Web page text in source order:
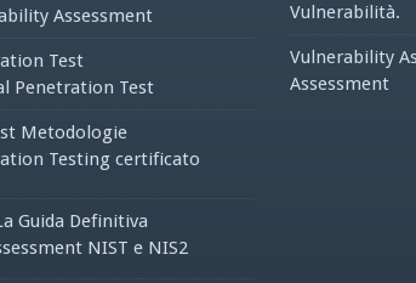
Assessment
Test
Penetration Test
Metodologie
Testing certificato
Guida Definitiva
NIST e NIS2
Vulnerabilità.
Vulnerability
Assessment